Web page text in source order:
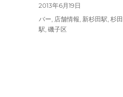
投
日:
2013年6月19日
カ
テ
バー 店舗情報 新杉田駅 ,杉田
駅 ,磯子区